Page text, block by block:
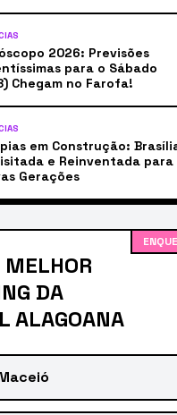
2026: Previsões
para o Sábado
Chegam no Farofa!
em Construção:
e Reinventada para
Gerações
MELHOR
DA
ALAGOANA